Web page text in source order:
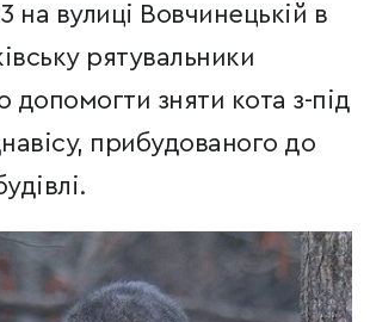
на вулиці Вовчинецькій в
рятувальники
допомогти зняти кота з-під
прибудованого до